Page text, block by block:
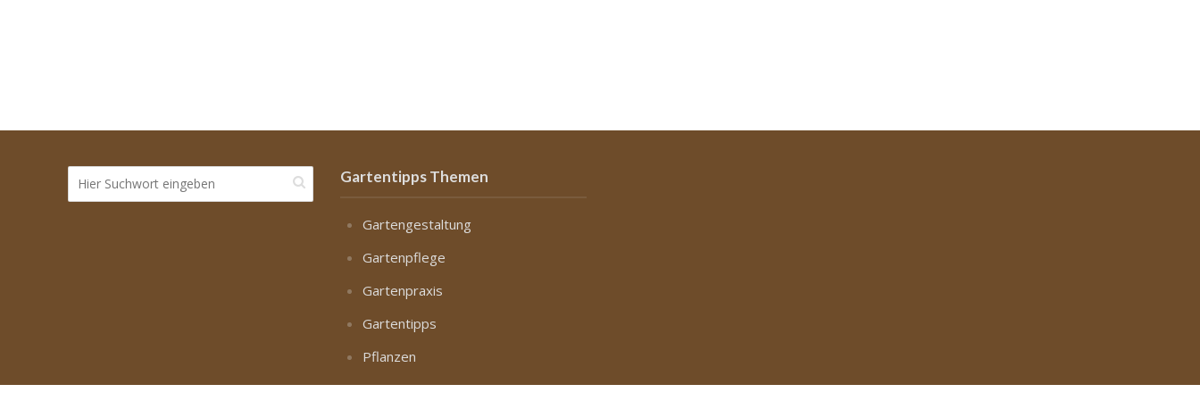
Gartentipps Themen
Gartengestaltung
Gartenpflege
Gartenpraxis
Gartentipps
Pflanzen